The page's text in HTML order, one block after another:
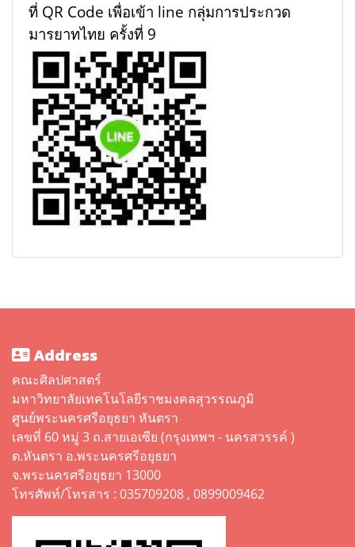
ที่ QR Code เพื่อเข้า line กลุ่มการประกวด
มารยาทไทย ครั้งที่ 9
Address
คณะศิลปศาสตร์
มหาวิทยาลัยเทคโนโลยีราชมงคลสุวรรณภูมิ
ศูนย์พระนครศรีอยุธยา หันตรา
เลขที่ 60 หมู่ 3 ถ.สายเอเซีย (กรุงเทพฯ - นครสวรรค์ )
ต.หันตรา อ.พระนครศรีอยุธยา
จ.พระนครศรีอยุธยา 13000
โทรศัพท์/โทรสาร : 035709208 , 0899009462